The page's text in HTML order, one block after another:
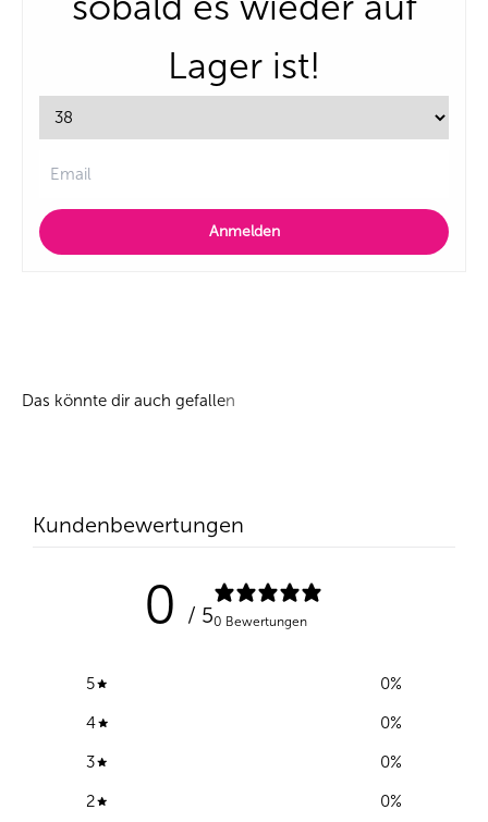
Lager ist!
Anmelden
Kundenbewertungen
0 / 50 Bewertungen
5 0%
4
0%
3
0%
2
0%